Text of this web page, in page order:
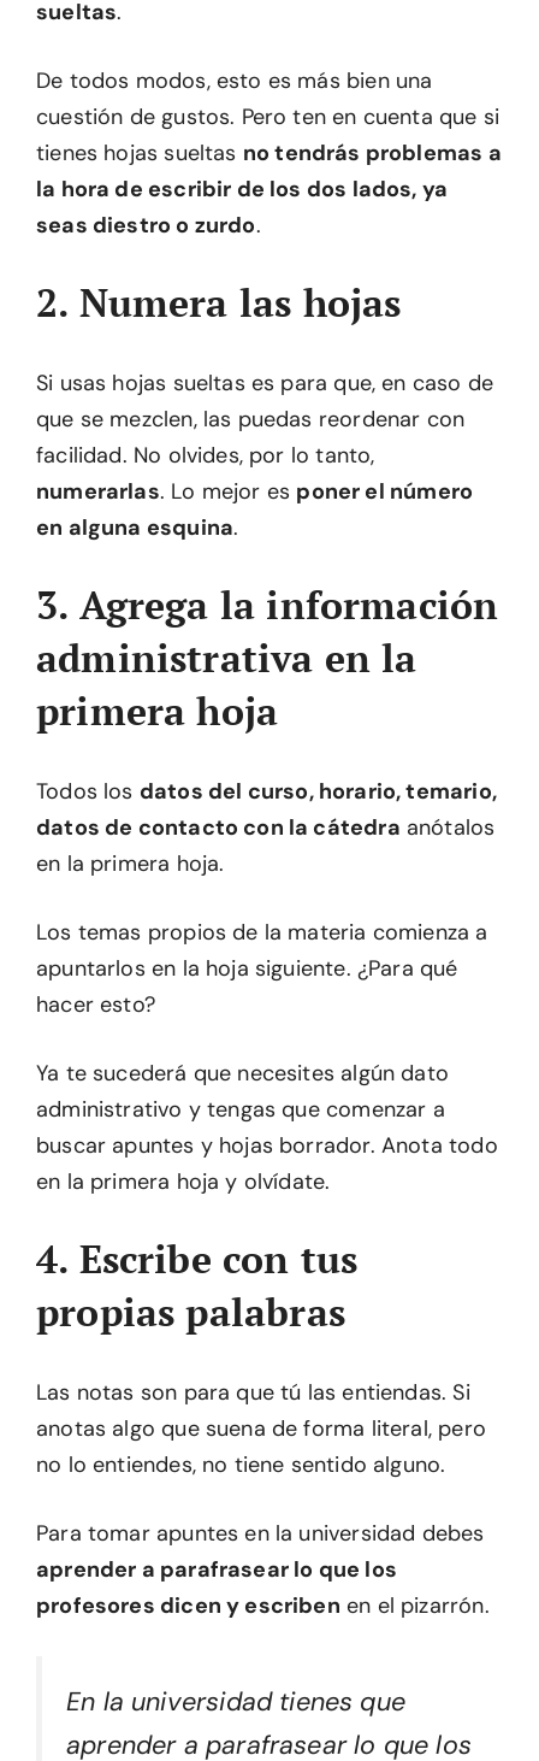
sueltas.
De todos modos, esto es más bien una
cuestión de gustos. Pero ten en cuenta que si
tienes hojas sueltas no tendrás problemas a
la hora de escribir de los dos lados, ya
seas diestro o zurdo.
2. Numera las hojas
Si usas hojas sueltas es para que, en caso de
que se mezclen, las puedas reordenar con
facilidad. No olvides, por lo tanto,
numerarlas. Lo mejor es poner el número
en alguna esquina.
3. Agrega la información
administrativa en la
primera hoja
Todos los datos del curso, horario, temario,
datos de contacto con la cátedra anótalos
en la primera hoja.
Los temas propios de la materia comienza a
apuntarlos en la hoja siguiente. ¿Para qué
hacer esto?
Ya te sucederá que necesites algún dato
administrativo y tengas que comenzar a
buscar apuntes y hojas borrador. Anota todo
en la primera hoja y olvídate.
4. Escribe con tus
propias palabras
Las notas son para que tú las entiendas. Si
anotas algo que suena de forma literal, pero
no lo entiendes, no tiene sentido alguno.
Para tomar apuntes en la universidad debes
aprender a parafrasear lo que los
profesores dicen y escriben en el pizarrón.
En la universidad tienes que
aprender a parafrasear lo que los